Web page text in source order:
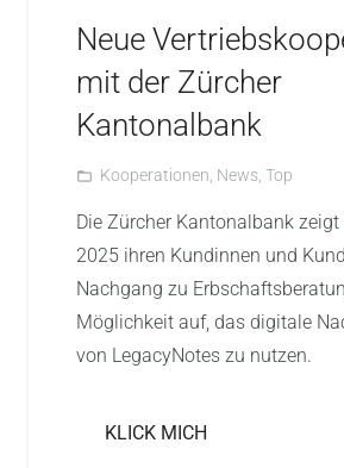
Neue
mit der Zürcher
Kantonalbank
folder_open Kooperationen, News, Top
Die Zürcher Kantonalbank zeigt
2025 ihren Kundinnen und
Nachgang zu
Möglichkeit auf, das digitale
von LegacyNotes zu nutzen.
KLICK MICH